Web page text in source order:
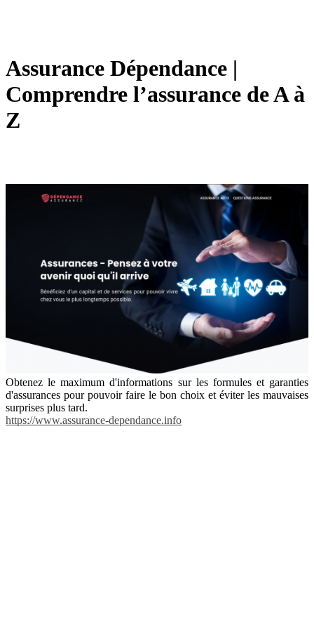
Assurance Dépendance |
Comprendre l’assurance de A à
Z
Obtenez le maximum d'informations sur les formules et garanties
d'assurances pour pouvoir faire le bon choix et éviter les mauvaises
surprises plus tard.
https://www.assurance-dependance.info